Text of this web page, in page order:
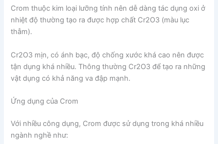
Crom thuộc kim loại lưỡng tính nên dễ dàng tác dụng oxi ở
nhiệt độ thường tạo ra được hợp chất Cr2O3 (màu lục
thẫm).
Cr2O3 mịn, có ánh bạc, độ chống xước khá cao nên được
tận dụng khá nhiều. Thông thường Cr2O3 để tạo ra những
vật dụng có khả năng va đập mạnh.
Ứng dụng của Crom
Với nhiều công dụng, Crom được sử dụng trong khá nhiều
ngành nghề như: